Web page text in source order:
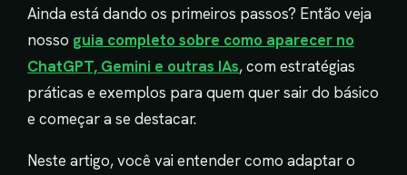
Ainda está dando os primeiros passos? Então veja
nosso guia completo sobre como aparecer no
ChatGPT, Gemini e outras IAs, com estratégias
práticas e exemplos para quem quer sair do básico
e começar a se destacar.
Neste artigo, você vai entender como adaptar o